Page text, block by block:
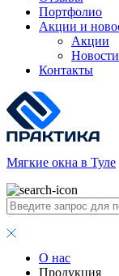
Портфолио
Акции и
Акции
Новости
Контакты
Мягкие окна в Туле
О нас
Продукция